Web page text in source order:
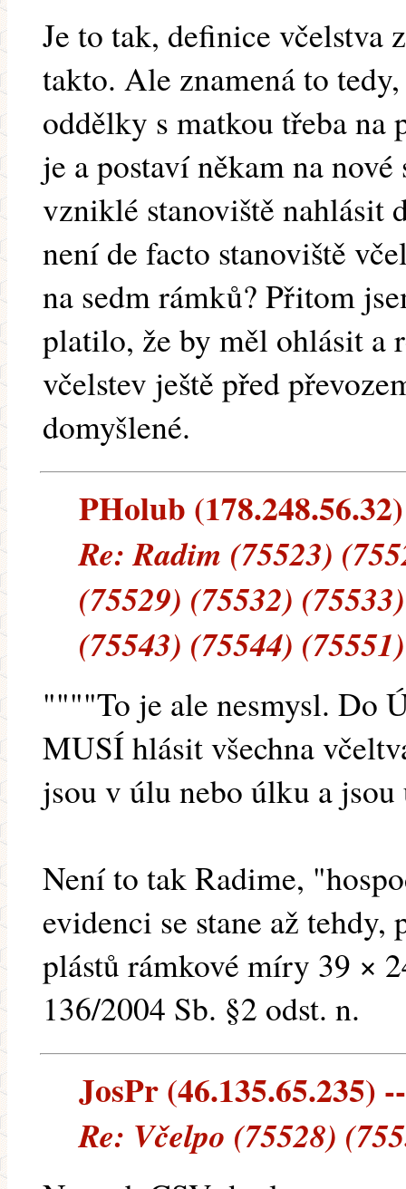
Je to tak, definice včelstva
takto. Ale znamená to
oddělky s matkou třeba na
je a postaví někam na
vzniklé stanoviště nahlásit
není de facto stanoviště
na sedm rámků? Přitom
platilo, že by měl ohlásit a
včelstev ještě před
domyšlené.
PHolub
Re: Radim (75523)
(75529) (75532)
(75543) (75544) (75551)
""""To je ale nesmysl. Do
MUSÍ hlásit všechna
jsou v úlu nebo úlku a
Není to tak Radime,
evidenci se stane až
plástů rámkové míry 39 ×
136/2004 Sb. §2 odst. n.
JosPr (46.135.65.235)
Re: Včelpo (75528)